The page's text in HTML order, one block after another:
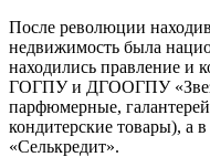
После революции
недвижимость была
находились правление и
ГОГПУ и ДГООГПУ
парфюмерные,
кондитерские товары), а
«Селькредит».